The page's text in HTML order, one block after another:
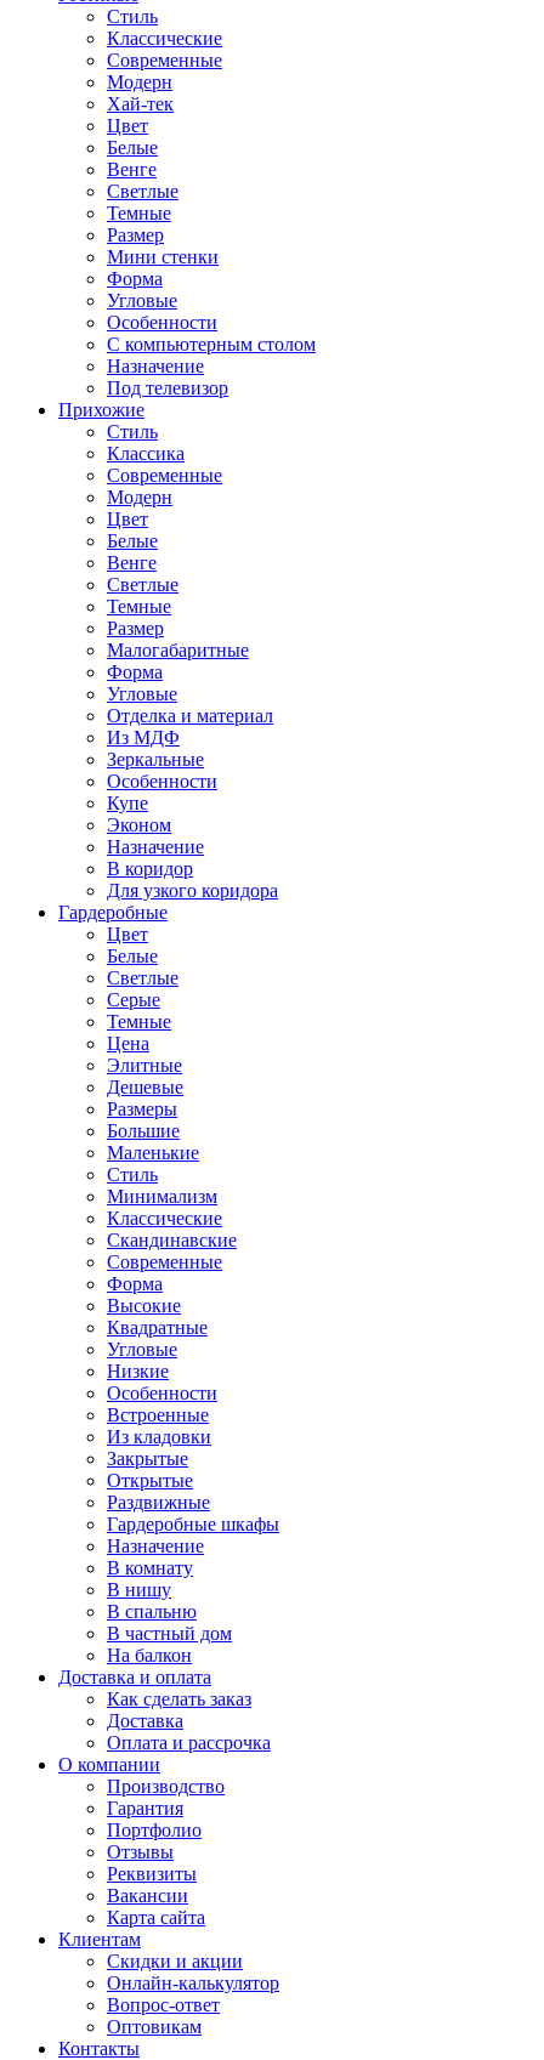
Стиль
Классические
Современные
Модерн
Хай-тек
Цвет
Белые
Венге
Светлые
Темные
Размер
Мини стенки
Форма
Угловые
Особенности
С компьютерным столом
Назначение
Под телевизор
Прихожие
Стиль
Классика
Современные
Модерн
Цвет
Белые
Венге
Светлые
Темные
Размер
Малогабаритные
Форма
Угловые
Отделка и материал
Из МДФ
Зеркальные
Особенности
Купе
Эконом
Назначение
В коридор
Для узкого коридора
Гардеробные
Цвет
Белые
Светлые
Серые
Темные
Цена
Элитные
Дешевые
Размеры
Большие
Маленькие
Стиль
Минимализм
Классические
Скандинавские
Современные
Форма
Высокие
Квадратные
Угловые
Низкие
Особенности
Встроенные
Из кладовки
Закрытые
Открытые
Раздвижные
Гардеробные шкафы
Назначение
В комнату
В нишу
В спальню
В частный дом
На балкон
Доставка и оплата
Как сделать заказ
Доставка
Оплата и рассрочка
О компании
Производство
Гарантия
Портфолио
Отзывы
Реквизиты
Вакансии
Карта сайта
Клиентам
Скидки и акции
Онлайн-калькулятор
Вопрос-ответ
Оптовикам
Контакты